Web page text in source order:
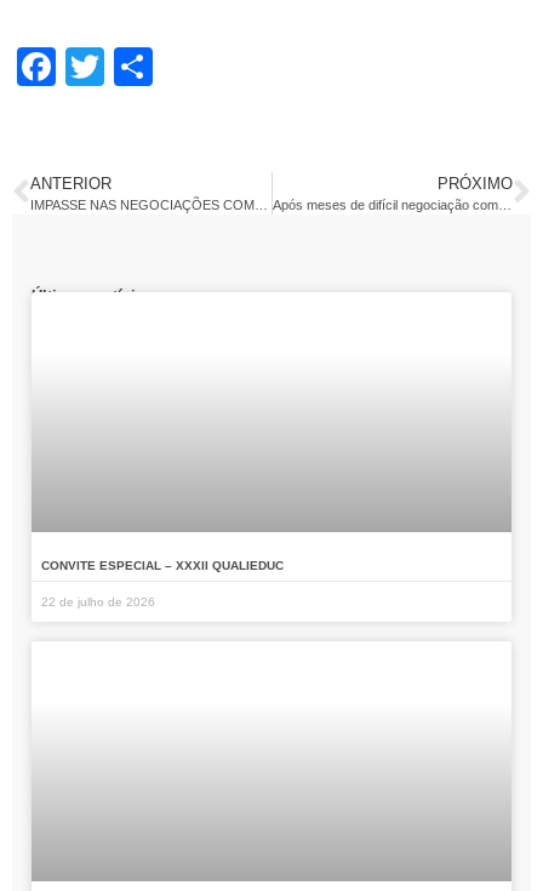
Facebook
Twitter
ANTERIOR PRÓXIMO
Após meses de difícil negociação com o sindicato patronal, a Convenção Coletiva de Trabalho finalmente foi fechada e homologada.
Últimas notícias:
CONVITE ESPECIAL – XXXII QUALIEDUC
22 de julho de 2026